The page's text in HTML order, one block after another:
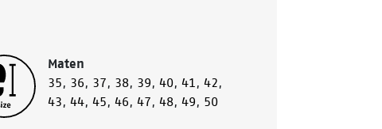
Maten
35, 36, 37, 38, 39, 40, 41, 42,
43, 44, 45, 46, 47, 48, 49, 50